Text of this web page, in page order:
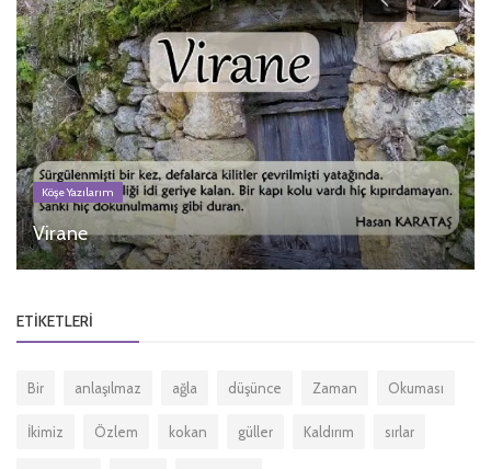
Köşe Yazılarım
Virane
ETIKETLERI
Bir anlaşılmaz ağla düşünce Zaman Okuması
İkimiz Özlem kokan güller Kaldırım sırlar